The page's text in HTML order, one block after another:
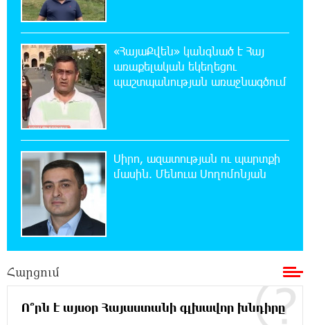
հետապնդումը
Սարյան փողոցի բնակարաններից մեկում
պայթյունի հետևանքով 55-ամյա
տղամարդը այրվածքներով տեղափոխվել է
«Այրվածքաբանության ազգային կենտրոն»
Սլովակիայի արևելքում արտակարգ
դրություն է հայտարարվել շոգի ալիքների
պատճառով
19:53:41 7-08-2026
Երթևեկության կազմակերպման
19:35:21 7-08-2026
Հայաստանի հավաքականի նախկին
մարզիչը կգլխավորի Ղազախստանի
«ՀայաՔվեն» կանգնած է Հայ
առաքելական եկեղեցու
պաշտպանության առաջնագծում
Սիրո, ազատության ու պարտքի
մասին. Մենուա Սողոմոնյան
Հարցում
Ո՞րն է այսօր Հայաստանի գլխավոր խնդիրը